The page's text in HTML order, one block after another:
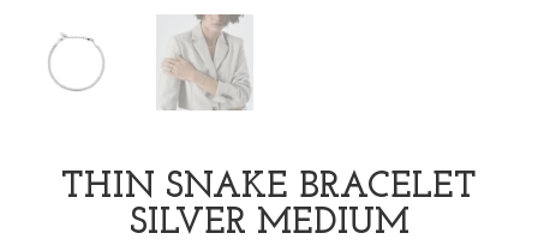
THIN SNAKE BRACELET
SILVER MEDIUM